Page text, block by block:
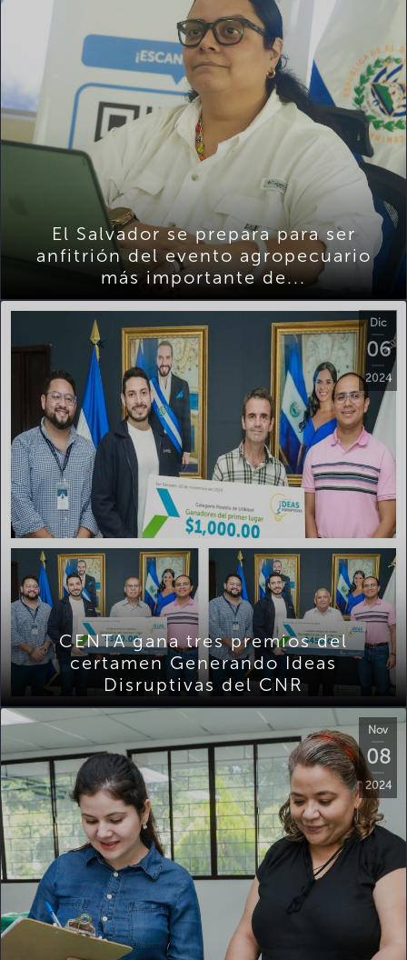
El Salvador se prepara para ser
anfitrión del evento agropecuario
más importante de...
Dic
06
2024
CENTA gana tres premios del
certamen Generando Ideas
Disruptivas del CNR
Nov
08
2024